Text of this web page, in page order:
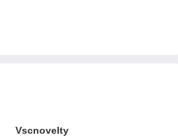
Vscnovelty